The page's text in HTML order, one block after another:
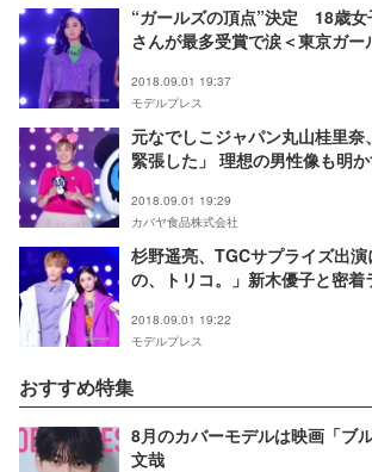
“ガールズの頂点”決定 18歳女
さんが最多受賞で涙＜東京ガー
2018.09.01 19:37
モデルプレス
元なでしこジャパン丸山桂里
緊張した」 理想の男性像も明
2018.09.01 19:29
カバヤ食品株式会社
杉野遥亮、TGCサプライズ出
の、トリコ。」新木優子と密着
2018.09.01 19:22
モデルプレス
おすすめ特集
8月のカバーモデルは映画「ブ
文哉